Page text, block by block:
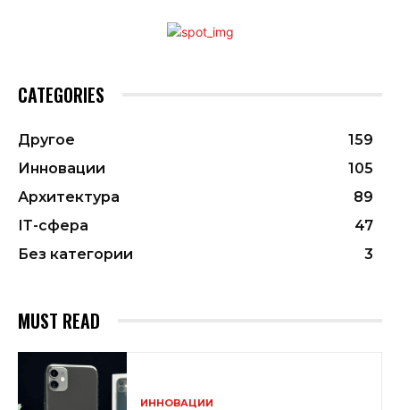
CATEGORIES
Другое
159
Инновации
105
Архитектура
89
ІТ-сфера
47
Без категории
3
MUST READ
ИННОВАЦИИ